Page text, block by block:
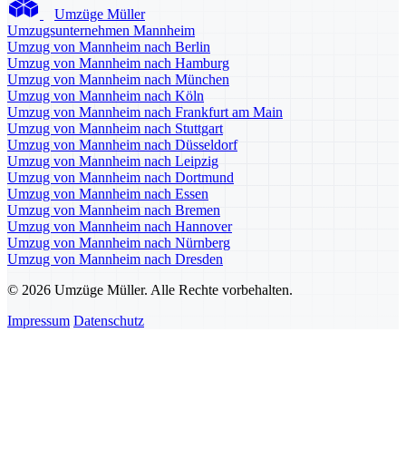
Umzüge Müller
Umzugsunternehmen Mannheim
Umzug von Mannheim nach Berlin
Umzug von Mannheim nach Hamburg
Umzug von Mannheim nach München
Umzug von Mannheim nach Köln
Umzug von Mannheim nach Frankfurt am Main
Umzug von Mannheim nach Stuttgart
Umzug von Mannheim nach Düsseldorf
Umzug von Mannheim nach Leipzig
Umzug von Mannheim nach Dortmund
Umzug von Mannheim nach Essen
Umzug von Mannheim nach Bremen
Umzug von Mannheim nach Hannover
Umzug von Mannheim nach Nürnberg
Umzug von Mannheim nach Dresden
© 2026 Umzüge Müller. Alle Rechte vorbehalten.
Impressum Datenschutz